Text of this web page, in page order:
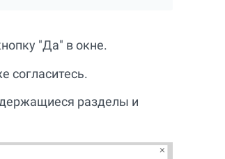
"Да" в окне.
согласитесь.
разделы и